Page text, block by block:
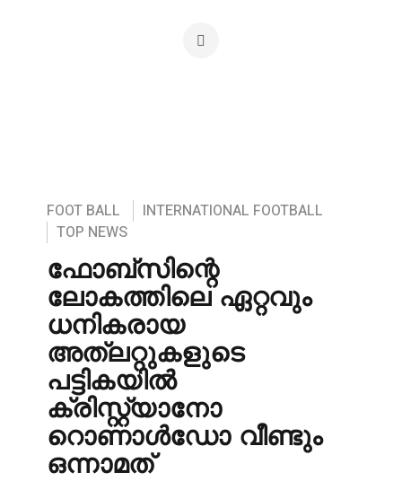
FOOT BALL
INTERNATIONAL FOOTBALL
TOP NEWS
ഫോബ്‌സിന്റെ
ലോകത്തിലെ ഏറ്റവും
ധനികരായ
അത്‌ലറ്റുകളുടെ
പട്ടികയിൽ
ക്രിസ്റ്റ്യാനോ
റൊണാൾഡോ വീണ്ടും
ഒന്നാമത്